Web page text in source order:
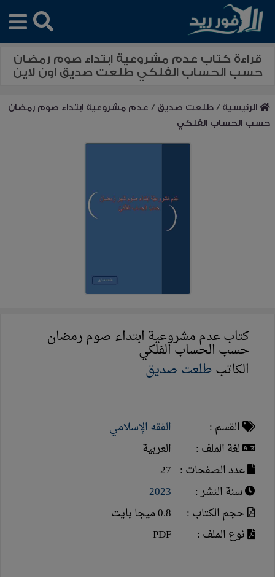
قراءة كتاب عدم مشروعية ابتداء صوم رمضان
حسب الحساب الفلكي طلعت صديق اون لاين
الرئيسية /طلعت صديق / عدم مشروعية ابتداء صوم رمضان
حسب الحساب الفلكي
كتاب عدم مشروعية ابتداء صوم رمضان
حسب الحساب الفلكي
الكاتبطلعت صديق
القسم :
الفقه الإسلامي
لغة الملف :
العربية
عدد الصفحات : 27
سنة النشر :
2023
حجم الكتاب :
0.8 ميجا بايت
نوع الملف :
PDF